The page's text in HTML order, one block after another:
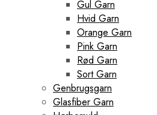
Gul Garn
Hvid Garn
Orange Garn
Pink Garn
Rød Garn
Sort Garn
Genbrugsgarn
Glasfiber Garn